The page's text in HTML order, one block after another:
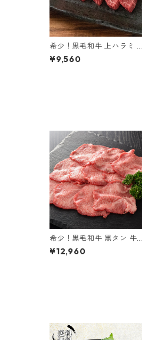
希少！黒毛和牛 上ハラミ 黒
樺牛 600g
¥9,560
希少！黒毛和牛 黒タン 牛タ
ン 黒樺牛 900g
¥12,960